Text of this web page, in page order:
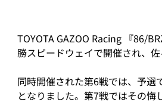
TOYOTA GAZOO Racing 『86/
勝スピードウェイで開催され、
同時開催された第6戦では、予選
となりました。第7戦ではその